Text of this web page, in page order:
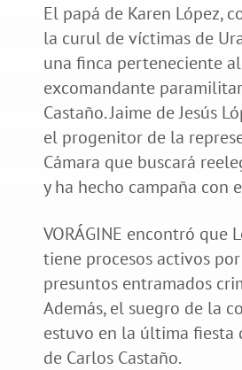
El papá de Karen López,
la curul de víctimas de
una finca perteneciente
excomandante
Castaño. Jaime de Jesús
el progenitor de la
Cámara que buscará
y ha hecho campaña con
VORÁGINE encontró que
tiene procesos activos
presuntos entramados
Además, el suegro de la
estuvo en la última fiesta
de Carlos Castaño.